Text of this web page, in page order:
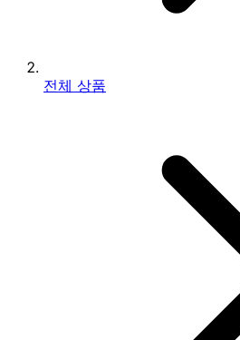
전체 상품